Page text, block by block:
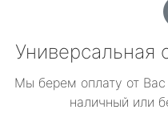
Универсальная
Мы берем оплату от
наличный или